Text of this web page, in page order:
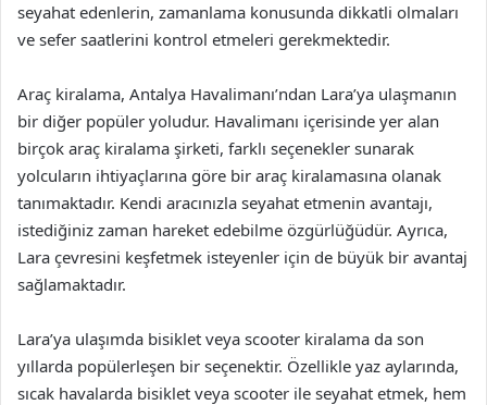
seyahat edenlerin, zamanlama konusunda dikkatli olmaları
ve sefer saatlerini kontrol etmeleri gerekmektedir.
Araç kiralama, Antalya Havalimanı’ndan Lara’ya ulaşmanın
bir diğer popüler yoludur. Havalimanı içerisinde yer alan
birçok araç kiralama şirketi, farklı seçenekler sunarak
yolcuların ihtiyaçlarına göre bir araç kiralamasına olanak
tanımaktadır. Kendi aracınızla seyahat etmenin avantajı,
istediğiniz zaman hareket edebilme özgürlüğüdür. Ayrıca,
Lara çevresini keşfetmek isteyenler için de büyük bir avantaj
sağlamaktadır.
Lara’ya ulaşımda bisiklet veya scooter kiralama da son
yıllarda popülerleşen bir seçenektir. Özellikle yaz aylarında,
sıcak havalarda bisiklet veya scooter ile seyahat etmek, hem